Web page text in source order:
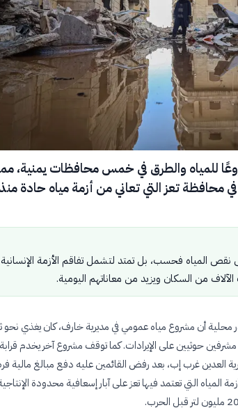
للمياه والطرق في خمس محافظات يمنية، مما
محافظة تعز التي تعاني من أزمة مياه حادة
نقص المياه فحسب، بل تمتد لتشمل تفاقم الأزمة الإنسانية
من السكان ويزيد من معاناتهم اليومية.
كشفت مصادر محلية أن مشروع مياه عمومي في مديرية خارف، كان يغذي نحو
حوثيين على الإيرادات. كما توقف مشروع آخر يخدم قرابة
العدين غرب إب، بعد رفض القائمين عليه دفع مبالغ مالية
المياه التي تعتمد فيها تعز على آبار إسعافية محدودة